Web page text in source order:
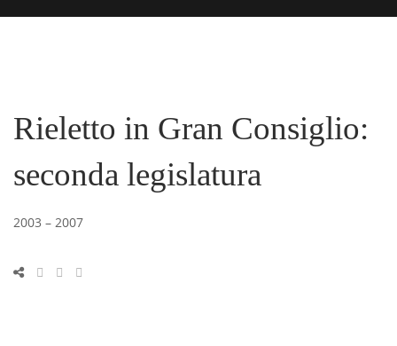
Rieletto in Gran Consiglio:
seconda legislatura
2003 – 2007